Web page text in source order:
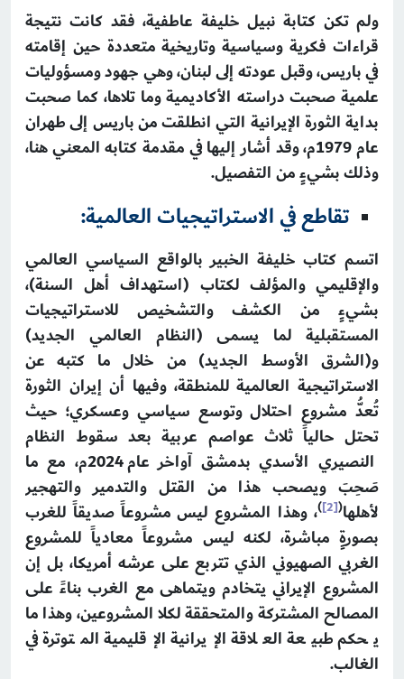
ولم تكن كتابة نبيل خليفة عاطفية، فقد كانت نتيجة
قراءات فكرية وسياسية وتاريخية متعددة حين إقامته
في باريس، وقبل عودته إلى لبنان، وهي جهود ومسؤوليات
علمية صحبت دراسته الأكاديمية وما تلاها، كما صحبت
بداية الثورة الإيرانية التي انطلقت من باريس إلى طهران
عام 1979م، وقد أشار إليها في مقدمة كتابه المعني هنا،
وذلك بشيءٍ من التفصيل.
تقاطع في الاستراتيجيات العالمية:
اتسم كتاب خليفة الخبير بالواقع السياسي العالمي
والإقليمي والمؤلف لكتاب (استهداف أهل السنة)،
بشيءٍ من الكشف والتشخيص للاستراتيجيات
المستقبلية لما يسمى (النظام العالمي الجديد)
و(الشرق الأوسط الجديد) من خلال ما كتبه عن
الاستراتيجية العالمية للمنطقة، وفيها أن إيران الثورة
تُعدُّ مشروع احتلال وتوسع سياسي وعسكري؛ حيث
تحتل حالياً ثلاث عواصم عربية بعد سقوط النظام
النصيري الأسدي بدمشق آواخر عام 2024م، مع ما
صَحِبَ ويصحب هذا من القتل والتدمير والتهجير
لأهلها(
[2]
)، وهذا المشروع ليس مشروعاً صديقاً للغرب
بصورةٍ مباشرة، لكنه ليس مشروعاً معادياً للمشروع
الغربي الصهيوني الذي تتربع على عرشه أمريكا، بل إن
المشروع الإيراني يتخادم ويتماهى مع الغرب بناءً على
المصالح المشتركة والمتحققة لكلا المشروعين، وهذا ما
يحكم طبيعة العلاقة الإيرانية الإقليمية المتوترة في
الغالب.